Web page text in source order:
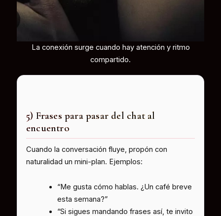
La conexión surge cuando hay atención y ritmo
compartido.
5) Frases para pasar del chat al
encuentro
Cuando la conversación fluye, propón con
naturalidad un mini-plan. Ejemplos:
“Me gusta cómo hablas. ¿Un café breve
esta semana?”
“Si sigues mandando frases así, te invito